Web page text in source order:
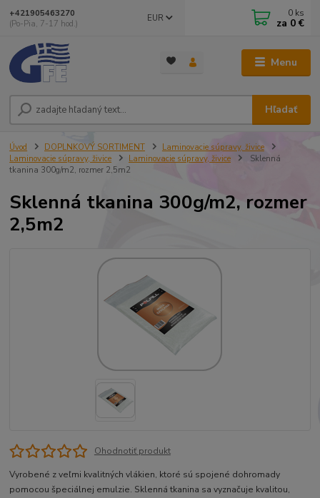
Menu
EUR
Hľadať
+421905463270
(Po-Pia, 7-17 hod.)
0 ks
za 0 €
Úvod DOPLNKOVÝ SORTIMENT
Laminovacie súpravy, živice
Laminovacie súpravy, živice
Laminovacie súpravy, živice
Sklenná
tkanina 300g/m2, rozmer 2,5m2
Sklenná tkanina 300g/m2, rozmer
2,5m2
Ohodnotiť produkt
Vyrobené z veľmi kvalitných vlákien, ktoré sú spojené dohromady
pomocou špeciálnej emulzie. Sklenná tkanina sa vyznačuje kvalitou,